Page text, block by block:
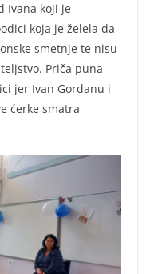
Ivana koji je
koja je želela da
smetnje te nisu
Priča puna
jer Ivan Gordanu i
ćerke smatra